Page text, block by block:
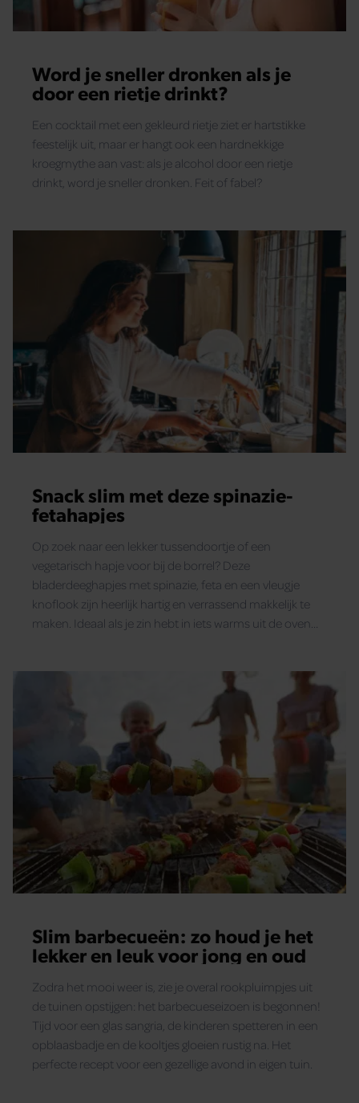
Word je sneller dronken als je
door een rietje drinkt?
Een cocktail met een gekleurd rietje ziet er hartstikke
feestelijk uit, maar er hangt ook een hardnekkige
kroegmythe aan vast: als je alcohol door een rietje
drinkt, word je sneller dronken. Feit of fabel?
Snack slim met deze spinazie-
fetahapjes
Op zoek naar een lekker tussendoortje of een
vegetarisch hapje voor bij de borrel? Deze
bladerdeeghapjes met spinazie, feta en een vleugje
knoflook zijn heerlijk hartig en verrassend makkelijk te
maken. Ideaal als je zin hebt in iets warms uit de oven
Slim barbecueën: zo houd je het
lekker en leuk voor jong en oud
Zodra het mooi weer is, zie je overal rookpluimpjes uit
de tuinen opstijgen: het barbecueseizoen is begonnen!
Tijd voor een glas sangria, de kinderen spetteren in een
opblaasbadje en de kooltjes gloeien rustig na. Het
perfecte recept voor een gezellige avond in eigen tuin.